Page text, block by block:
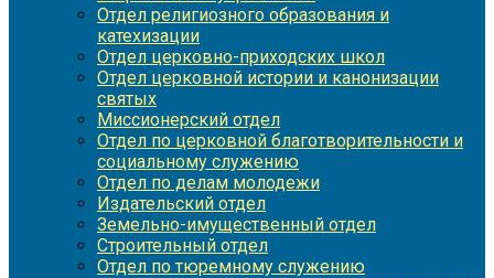
Отдел религиозного образования и
катехизации
Отдел церковно-приходских школ
Отдел церковной истории и канонизации
святых
Миссионерский отдел
Отдел по церковной благотворительности и
социальному служению
Отдел по делам молодежи
Издательский отдел
Земельно-имущественный отдел
Строительный отдел
Отдел по тюремному служению